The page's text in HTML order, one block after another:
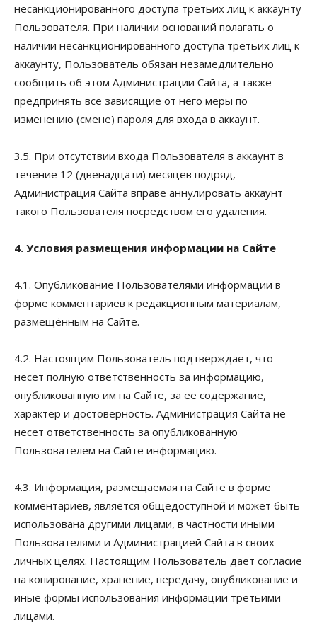
несанкционированного доступа третьих лиц к аккаунту
Пользователя. При наличии оснований полагать о
наличии несанкционированного доступа третьих лиц к
аккаунту, Пользователь обязан незамедлительно
сообщить об этом Администрации Сайта, а также
предпринять все зависящие от него меры по
изменению (смене) пароля для входа в аккаунт.
3.5. При отсутствии входа Пользователя в аккаунт в
течение 12 (двенадцати) месяцев подряд,
Администрация Сайта вправе аннулировать аккаунт
такого Пользователя посредством его удаления.
4. Условия размещения информации на Сайте
4.1. Опубликование Пользователями информации в
форме комментариев к редакционным материалам,
размещённым на Сайте.
4.2. Настоящим Пользователь подтверждает, что
несет полную ответственность за информацию,
опубликованную им на Сайте, за ее содержание,
характер и достоверность. Администрация Сайта не
несет ответственность за опубликованную
Пользователем на Сайте информацию.
4.3. Информация, размещаемая на Сайте в форме
комментариев, является общедоступной и может быть
использована другими лицами, в частности иными
Пользователями и Администрацией Сайта в своих
личных целях. Настоящим Пользователь дает согласие
на копирование, хранение, передачу, опубликование и
иные формы использования информации третьими
лицами.